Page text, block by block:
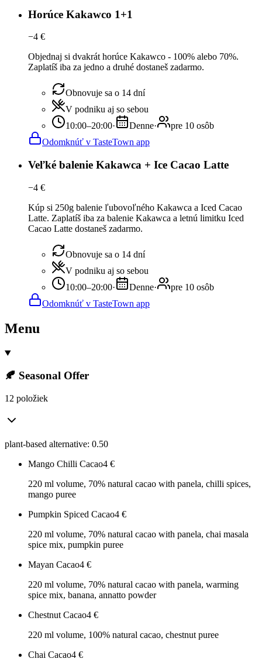
Horúce Kakawco 1+1
−4 €
Objednaj si dvakrát horúce Kakawco - 100% alebo 70%.
Zaplatíš iba za jedno a druhé dostaneš zadarmo.
Obnovuje sa o 14 dní
V podniku aj so sebou
10:00–20:00· Denne·
pre 10 osôb
Odomknúť v TasteTown app
Veľké balenie Kakawca + Ice Cacao Latte
−4 €
Kúp si 250g balenie ľubovoľného Kakawca a Iced Cacao
Latte. Zaplatíš iba za balenie Kakawca a letnú limitku Iced
Cacao Latte dostaneš zadarmo.
Obnovuje sa o 14 dní
V podniku aj so sebou
10:00–20:00· Denne·
pre 10 osôb
Odomknúť v TasteTown app
Menu
🍂 Seasonal Offer
12 položiek
plant-based alternative: 0.50
Mango Chilli Cacao4 €
220 ml volume, 70% natural cacao with panela, chilli spices,
mango puree
Pumpkin Spiced Cacao4 €
220 ml volume, 70% natural cacao with panela, chai masala
spice mix, pumpkin puree
Mayan Cacao4 €
220 ml volume, 70% natural cacao with panela, warming
spice mix, banana, annatto powder
Chestnut Cacao4 €
220 ml volume, 100% natural cacao, chestnut puree
Chai Cacao4 €